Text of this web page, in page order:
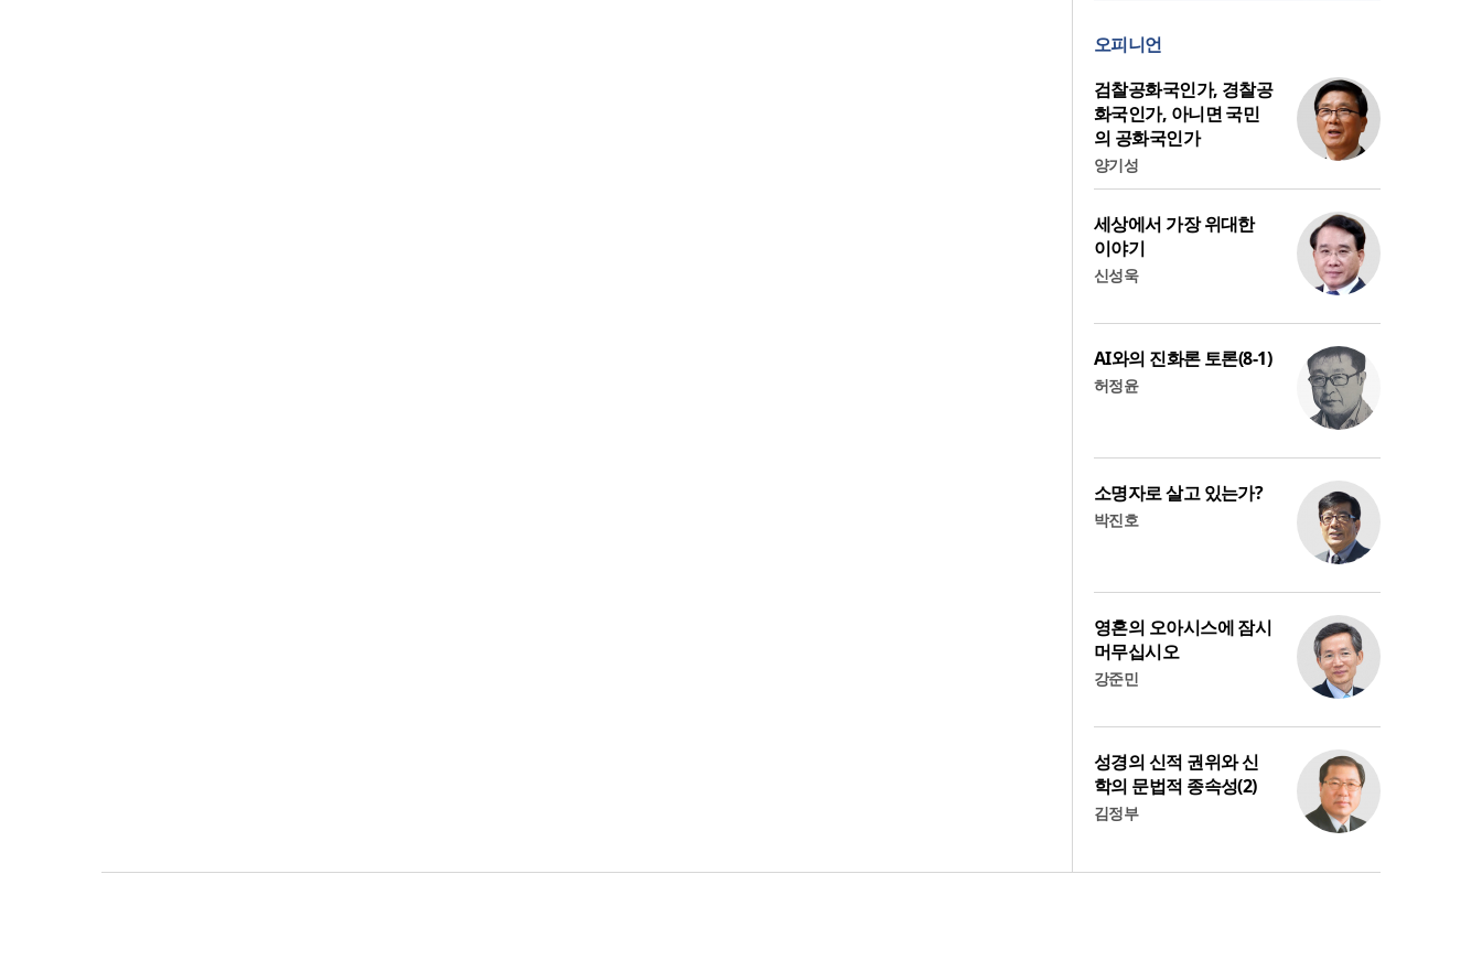
오피니언
검찰공화국인가, 경찰공
화국인가, 아니면 국민
의 공화국인가
양기성
세상에서 가장 위대한
이야기
신성욱
AI와의 진화론 토론(8-1)
허정윤
소명자로 살고 있는가?
박진호
영혼의 오아시스에 잠시
머무십시오
강준민
성경의 신적 권위와 신
학의 문법적 종속성(2)
김정부